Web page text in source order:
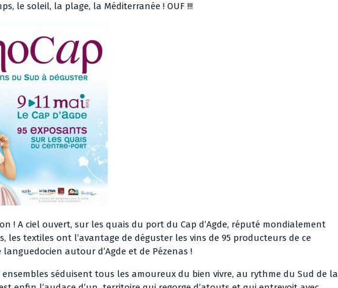
le soleil, la plage, la Méditerranée ! OUF !!!
! A ciel ouvert, sur les quais du port du Cap d’Agde, réputé mondialement
les textiles ont l’avantage de déguster les vins de 95 producteurs de ce
autour d’Agde et de Pézenas !
ensembles séduisent tous les amoureux du bien vivre, au rythme du Sud de la